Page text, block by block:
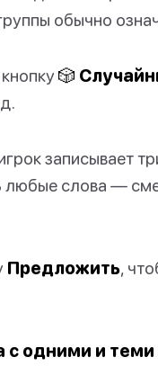
обычно
🎲
записывает
любые слова —
Предложить,
с одними и